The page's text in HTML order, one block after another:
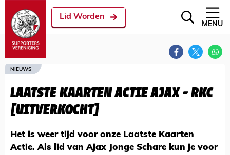
Lid Worden
MENU
NIEUWS
LAATSTE KAARTEN ACTIE AJAX - RKC
[UITVERKOCHT]
Het is weer tijd voor onze Laatste Kaarten
Actie. Als lid van Ajax Jonge Schare kun je voor